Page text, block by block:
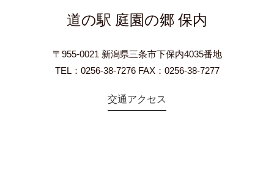
道の駅 庭園の郷 保内
〒955-0021 新潟県三条市下保内4035番地
TEL：0256-38-7276 FAX：0256-38-7277
交通アクセス